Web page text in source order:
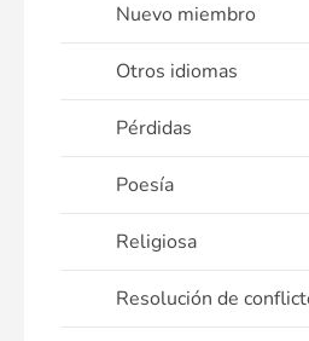
Nuevo miembro
Otros idiomas
Pérdidas
Poesía
Religiosa
Resolución de